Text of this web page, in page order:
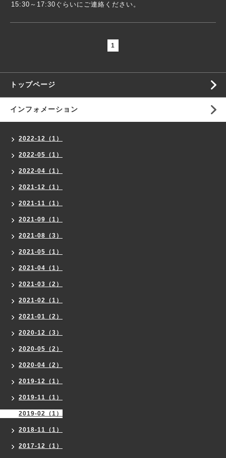
15:30～17:30ぐらいにご連絡ください。
1
トップページ
インフォメーション
2022-12（1）
2022-05（1）
2022-04（1）
2021-12（1）
2021-11（1）
2021-09（1）
2021-08（3）
2021-05（1）
2021-04（1）
2021-03（2）
2021-02（1）
2021-01（2）
2020-12（3）
2020-05（2）
2020-04（2）
2019-12（1）
2019-11（1）
2019-02（1）
2018-11（1）
2017-12（1）